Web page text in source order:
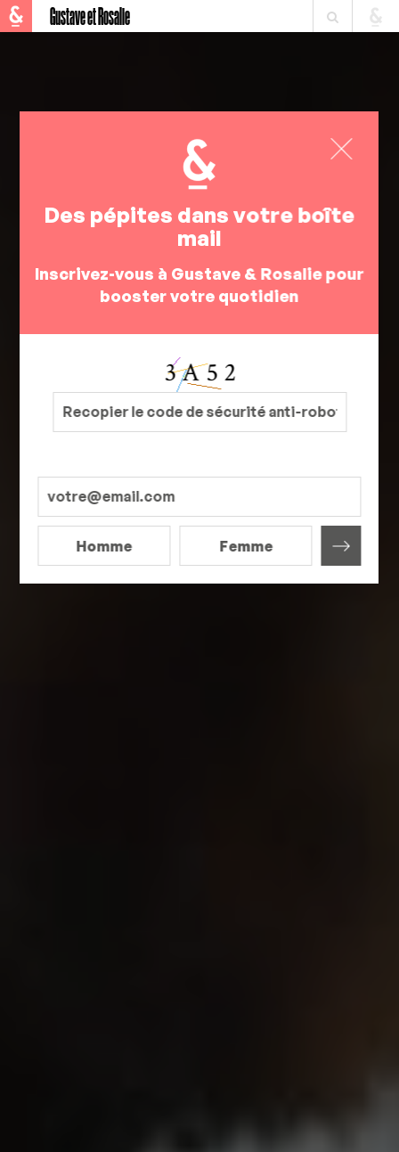
Gustave et Rosalie
Des pépites dans votre boîte
mail
Inscrivez-vous à Gustave & Rosalie pour
booster votre quotidien
Homme Femme